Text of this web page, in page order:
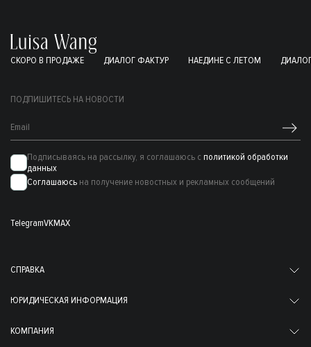
СКОРО В ПРОДАЖЕ ДИАЛОГ ФАКТУР НАЕДИНЕ С ЛЕТОМ
ПОДПИШИТЕСЬ НА НОВОСТИ
Подписываясь на рассылку, я соглашаюсь с политикой обработки
данных
Соглашаюсь на получение новостных и рекламных сообщений
TelegramVKMAX
СПРАВКА
ЮРИДИЧЕСКАЯ ИНФОРМАЦИЯ
КОМПАНИЯ